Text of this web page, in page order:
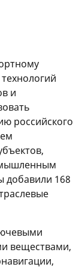
и
российского
добавили 168
веществами,